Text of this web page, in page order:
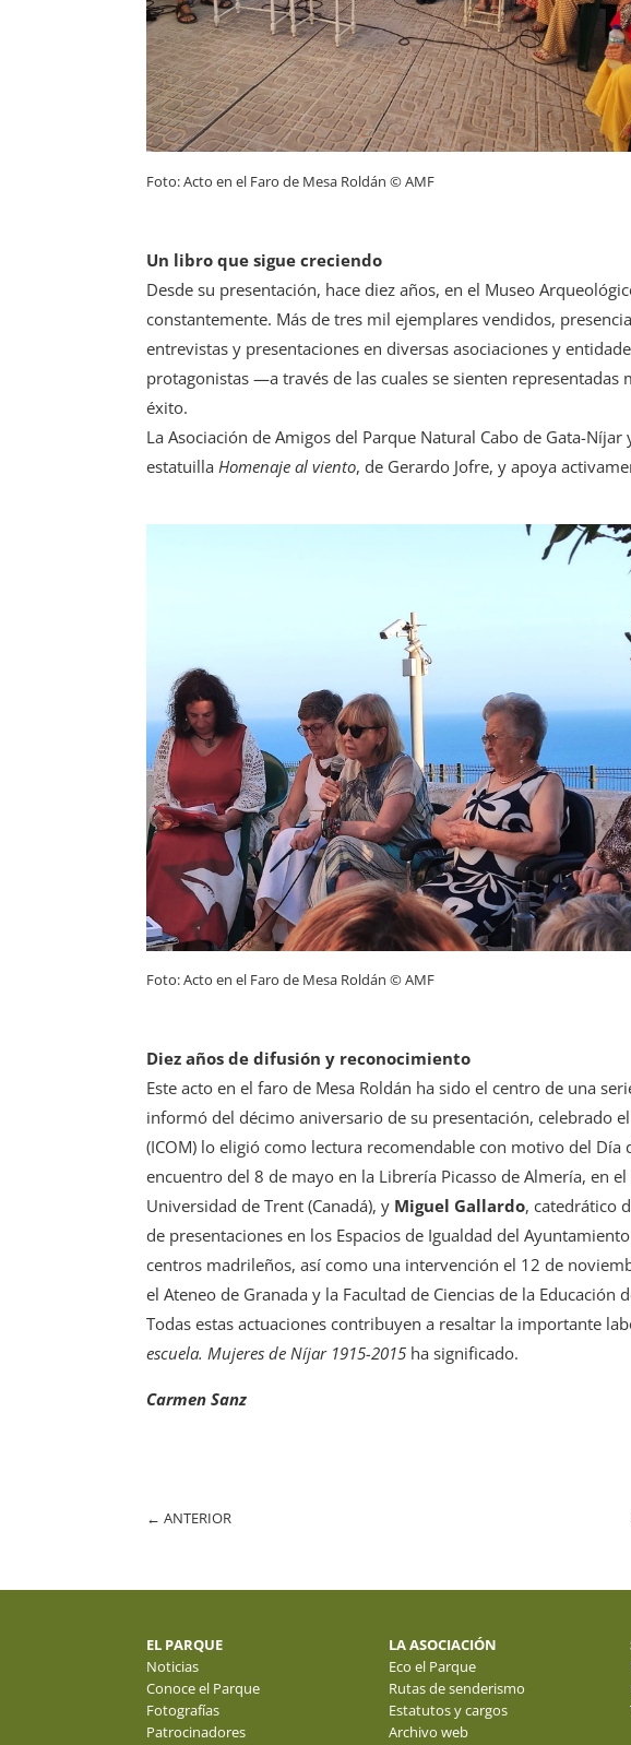
Foto: Acto en el Faro de Mesa Roldán © AMF
Un libro que sigue creciendo
Desde su presentación, hace diez años, en el Museo
constantemente. Más de tres mil ejemplares vendidos,
entrevistas y presentaciones en diversas asociaciones y
protagonistas —a través de las cuales se sienten
éxito.
La Asociación de Amigos del Parque Natural Cabo de Gata-
estatuilla Homenaje al viento, de Gerardo Jofre, y apoya
Foto: Acto en el Faro de Mesa Roldán © AMF
Diez años de difusión y reconocimiento
Este acto en el faro de Mesa Roldán ha sido el centro de una
informó del décimo aniversario de su presentación, celebrado
(ICOM) lo eligió como lectura recomendable con motivo del
encuentro del 8 de mayo en la Librería Picasso de Almería, en
Universidad de Trent (Canadá), y Miguel Gallardo, catedrático
de presentaciones en los Espacios de Igualdad del
centros madrileños, así como una intervención el 12 de
el Ateneo de Granada y la Facultad de Ciencias de la Educación
Todas estas actuaciones contribuyen a resaltar la importante
escuela. Mujeres de Níjar 1915-2015 ha significado.
Carmen Sanz
←ANTERIOR
EL PARQUE
Noticias
Conoce el Parque
Fotografías
Patrocinadores
LA ASOCIACIÓN
Eco el Parque
Rutas de senderismo
Estatutos y cargos
Archivo web